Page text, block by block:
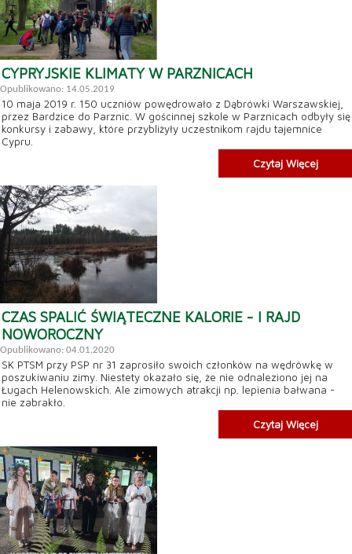
CYPRYJSKIE KLIMATY W PARZNICACH
Opublikowano: 14.05.2019
10 maja 2019 r. 150 uczniów powędrowało z Dąbrówki Warszawskiej,
przez Bardzice do Parznic. W gościnnej szkole w Parznicach odbyły się
konkursy i zabawy, które przybliżyły uczestnikom rajdu tajemnice
Cypru.
Czytaj Więcej
CZAS SPALIĆ ŚWIĄTECZNE KALORIE - I RAJD
NOWOROCZNY
Opublikowano: 04.01.2020
SK PTSM przy PSP nr 31 zaprosiło swoich członków na wędrówkę w
poszukiwaniu zimy. Niestety okazało się, że nie odnaleziono jej na
Ługach Helenowskich. Ale zimowych atrakcji np. lepienia bałwana -
nie zabrakło.
Czytaj Więcej